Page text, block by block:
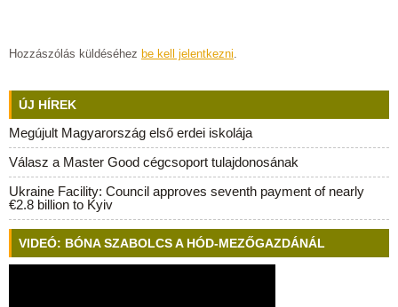
Hozzászólás küldéséhez be kell jelentkezni.
ÚJ HÍREK
Megújult Magyarország első erdei iskolája
Válasz a Master Good cégcsoport tulajdonosának
Ukraine Facility: Council approves seventh payment of nearly
€2.8 billion to Kyiv
VIDEÓ: BÓNA SZABOLCS A HÓD-MEZŐGAZDÁNÁL